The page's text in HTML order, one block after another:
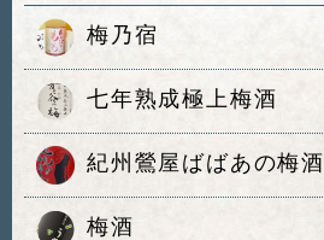
梅乃宿
七年熟成極上梅酒
紀州鶯屋ばばあの梅酒
梅酒